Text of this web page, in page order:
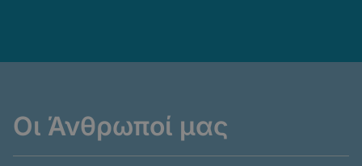
Οι Άνθρωποί μας